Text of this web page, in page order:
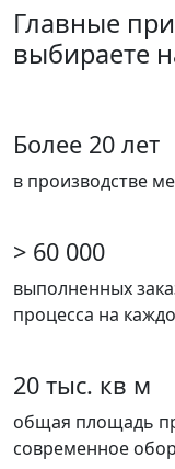
Главные
выбираете
Более 20 лет
в производстве
> 60 000
выполненных
процесса на
20 тыс. кв м
общая площадь
современное